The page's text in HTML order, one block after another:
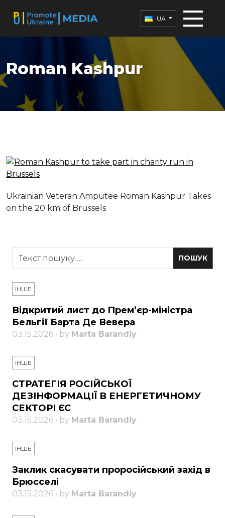
UA
Roman Kashpur
Ukrainian Veteran Amputee Roman Kashpur Takes
on the 20 km of Brussels
ІНШЕ
Відкритий лист до Прем’єр-міністра
Бельгії Барта Де Вевера
03.15.2026 • by Marta Barandiy
ІНШЕ
СТРАТЕГІЯ РОСІЙСЬКОЇ
ДЕЗІНФОРМАЦІЇ В ЕНЕРГЕТИЧНОМУ
СЕКТОРІ ЄС
03.15.2026 • by Marta Barandiy
ІНШЕ
Заклик скасувати проросійський захід в
Брюсселі
03.15.2026 • by Marta Barandiy